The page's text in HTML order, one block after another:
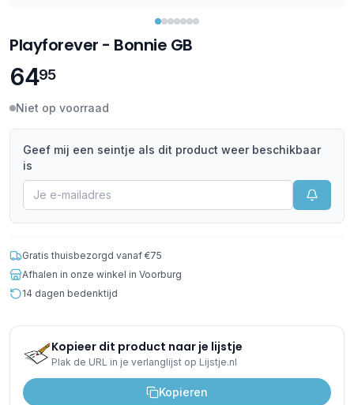
Playforever - Bonnie GB
6495
Niet op voorraad
Geef mij een seintje als dit product weer beschikbaar
is
Gratis thuisbezorgd vanaf €75
Afhalen in onze winkel in Voorburg
14 dagen bedenktijd
Kopieer dit product naar je lijstje
Plak de URL in je verlanglijst op Lijstje.nl
Kopieren